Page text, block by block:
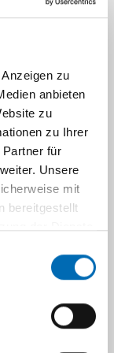
zu
anbieten
zu
zu Ihrer
für
Unsere
mit
bereitgestellt
(CIO)
wurden die
externe
Die
Voten
vier